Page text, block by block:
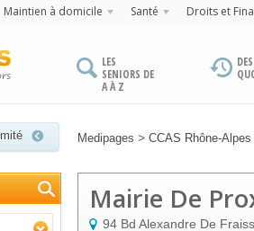
Maintien à domicile Santé Droits et
LES
SENIORS DE
A À Z
Medipages > CCAS Rhône-Alpes
Mairie De
94 Bd Alexandre De